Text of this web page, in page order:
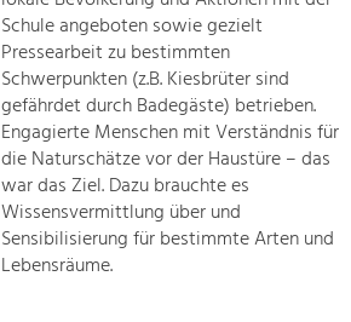
Schule angeboten sowie gezielt
Pressearbeit zu bestimmten
Schwerpunkten (z.B. Kiesbrüter sind
gefährdet durch Badegäste) betrieben.
Engagierte Menschen mit Verständnis für
die Naturschätze vor der Haustüre – das
war das Ziel. Dazu brauchte es
Wissensvermittlung über und
Sensibilisierung für bestimmte Arten und
Lebensräume.